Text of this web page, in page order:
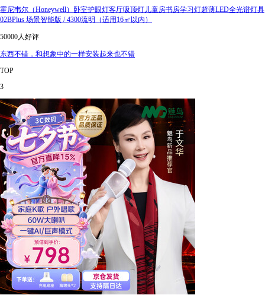
霍尼韦尔（Honeywell）卧室护眼灯客厅吸顶灯儿童房书房学习灯超薄LED全光谱灯具
02BPlus 场景智能版 / 4300流明（适用16㎡以内）
50000人好评
东西不错，和想象中的一样安装起来也不错
TOP
3